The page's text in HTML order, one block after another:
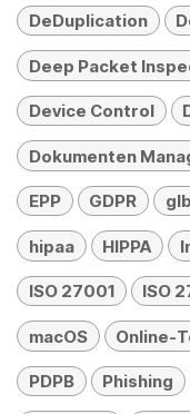
DeDuplication
Deep Packet
Device Control
Dokumenten
EPP GDPR
hipaa HIPPA
ISO 27001 ISO
macOS Online-
PDPB Phishing